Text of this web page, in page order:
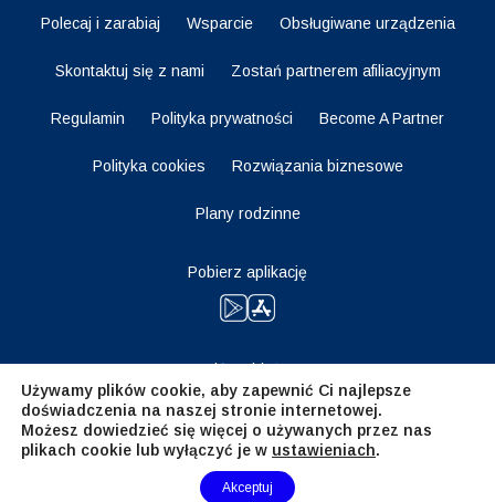
Polecaj i zarabiaj Wsparcie Obsługiwane urządzenia
Skontaktuj się z nami Zostań partnerem afiliacyjnym
Regulamin Polityka prywatności Become A Partner
Polityka cookies Rozwiązania biznesowe
Plany rodzinne
Pobierz aplikację
Bądź na bieżąco
Używamy plików cookie, aby zapewnić Ci najlepsze
doświadczenia na naszej stronie internetowej.
Możesz dowiedzieć się więcej o używanych przez nas
plikach cookie lub wyłączyć je w ustawieniach.
Akceptuj